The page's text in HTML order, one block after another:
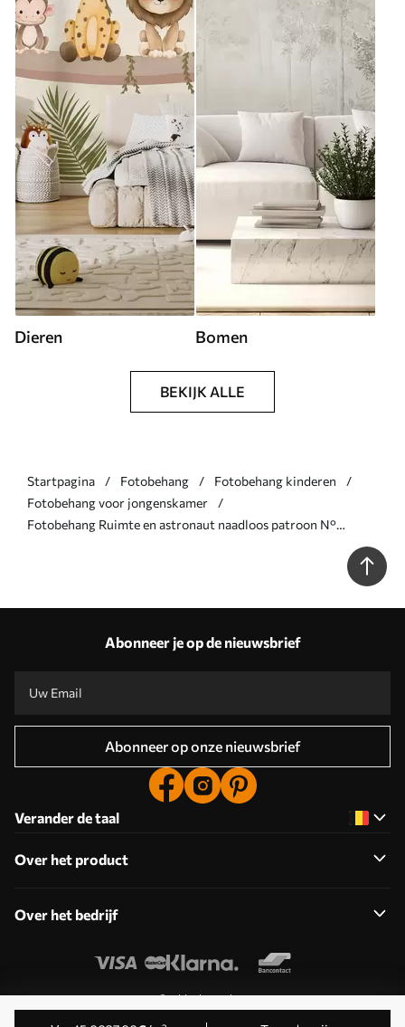
Dieren Bomen
BEKIJK ALLE
Startpagina Fotobehang
Fotobehang kinderen
Fotobehang voor jongenskamer
Fotobehang Ruimte en astronaut naadloos patroon N°
Abonneer je op de nieuwsbrief
Abonneer op onze nieuwsbrief
Verander de taal
Over het product
Over het bedrijf
Cookies bewerken
© 2011-2026 Uwalls . Alle rechten voorbehouden. Beheerd